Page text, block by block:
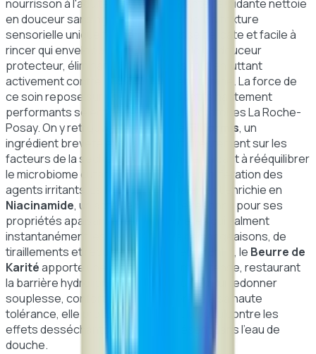
nourrisson à l'adulte, cette huile lavante relipidante nettoie
en douceur sans agresser l'épiderme. Sa texture
sensorielle unique forme une mousse délicate et facile à
rincer qui enveloppe la peau d'un voile de douceur
protecteur, éliminant les impuretés tout en luttant
activement contre le dessèchement cutané. La force de
ce soin repose sur une synergie d'actifs hautement
performants sélectionnés par les laboratoires La Roche-
Posay. On y retrouve l'Aqua Posae Filiformis, un
ingrédient breveté exclusif qui agit directement sur les
facteurs de la sécheresse extrême en aidant à rééquilibrer
le microbiome cutané, limitant ainsi la prolifération des
agents irritants. La formule est également enrichie en
Niacinamide, un actif de référence reconnu pour ses
propriétés apaisantes exceptionnelles qui calment
instantanément les sensations de démangeaisons, de
tiraillements et réduisent les rougeurs. Enfin, le Beurre de
Karitéapporte une action relipidante intense, restaurant
la barrière hydrolipidique de la peau pour lui redonner
souplesse, confort et élasticité. Grâce à sa haute
tolérance, elle protège également la peau contre les
effets desséchants du calcaire présent dans l'eau de
douche.